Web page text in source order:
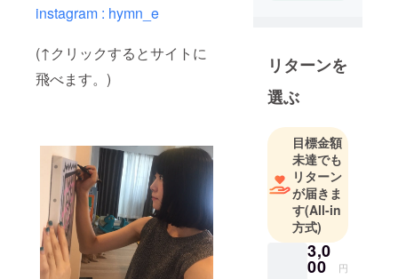
instagram : hymn_e
(↑クリックするとサイトに
飛べます。)
リターンを
選ぶ
目標金額
未達でも
リターン
が届きま
す(All-in
方式)
3,0
00 円